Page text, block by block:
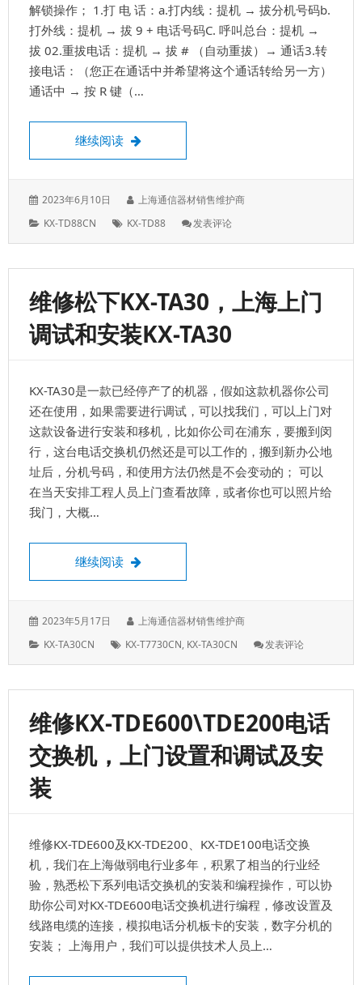
显
示
查
询
键
解锁操作； 1.打 电 话：a.打内线：提机 → 拔分机号码b.
打外线：提机 → 拔 9 + 电话号码C. 呼叫总台：提机 →
拔 02.重拔电话：提机 → 拔 # （自动重拔）→ 通话3.转
接电话：（您正在通话中并希望将这个通话转给另一方）
通话中 → 按 R 键（…
继续阅读 松下KX-DT88常用操作代码表
发
于：
2023年6月10日
作
上海通信器材销售维护商
分
KX-TD88CN
标
KX-TD88 发表评论: 松
DT88
操
维修松下KX-TA30，上海上门
调试和安装KX-TA30
KX-TA30是一款已经停产了的机器，假如这款机器你公司
还在使用，如果需要进行调试，可以找我们，可以上门对
这款设备进行安装和移机，比如你公司在浦东，要搬到闵
行，这台电话交换机仍然还是可以工作的，搬到新办公地
址后，分机号码，和使用方法仍然是不会变动的； 可以
在当天安排工程人员上门查看故障，或者你也可以照片给
我门，大概…
继续阅读 维修松下KX-TA30，上海上门调试和安装
发
于：
2023年5月17日
作
上海通信器材销售维护商
分
KX-TA30CN
标
KX-T7730CN, KX-TA30CN 发表评论: 维
下
TA30，
上
海
上
安
装
KX-
TA30
维修KX-TDE600\TDE200电话
交换机，上门设置和调试及安
装
维修KX-TDE600及KX-TDE200、KX-TDE100电话交换
机，我们在上海做弱电行业多年，积累了相当的行业经
验，熟悉松下系列电话交换机的安装和编程操作，可以协
助你公司对KX-TDE600电话交换机进行编程，修改设置及
线路电缆的连接，模拟电话分机板卡的安装，数字分机的
安装； 上海用户，我们可以提供技术人员上…